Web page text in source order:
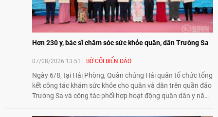
Hơn 230 y, bác sĩ chăm sóc sức khỏe quân, dân Trường Sa
07/08/2026 13:51 BỜ CÕI BIỂN ĐẢO
Ngày 6/8, tại Hải Phòng, Quân chủng Hải quân tổ chức tổng
kết công tác khám sức khỏe cho quân và dân trên quần đảo
Trường Sa và công tác phối hợp hoạt động quân dân y năm